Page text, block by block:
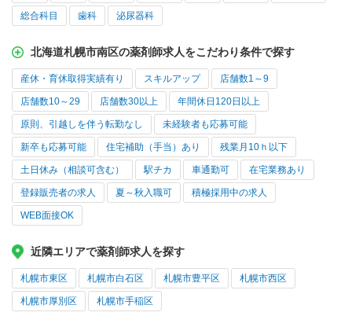
総合科目 歯科 泌尿器科
北海道札幌市南区の薬剤師求人をこだわり条件で探す
産休・育休取得実績有り スキルアップ 店舗数1～9
店舗数10～29 店舗数30以上 年間休日120日以上
原則、引越しを伴う転勤なし 未経験者も応募可能
新卒も応募可能 住宅補助（手当）あり 残業月10ｈ以下
土日休み（相談可含む） 駅チカ 車通勤可 在宅業務あり
登録販売者の求人 夏～秋入職可 積極採用中の求人
WEB面接OK
近隣エリアで薬剤師求人を探す
札幌市東区 札幌市白石区 札幌市豊平区 札幌市西区
札幌市厚別区 札幌市手稲区